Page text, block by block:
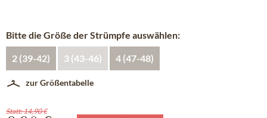
Bitte die Größe der Strümpfe auswählen:
2 (39-42) 3 (43-46) 4 (47-48)
zur Größentabelle
Statt: 14,90 €